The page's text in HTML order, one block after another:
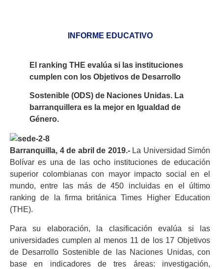
INFORME EDUCATIVO
El ranking THE evalúa si las instituciones
cumplen con los Objetivos de Desarrollo
Sostenible (ODS) de Naciones Unidas. La
barranquillera es la mejor en Igualdad de
Género.
Barranquilla, 4 de abril de 2019.- La Universidad Simón
Bolívar es una de las ocho instituciones de educación
superior colombianas con mayor impacto social en el
mundo, entre las más de 450 incluidas en el último
ranking de la firma británica Times Higher Education
(THE).
Para su elaboración, la clasificación evalúa si las
universidades cumplen al menos 11 de los 17 Objetivos
de Desarrollo Sostenible de las Naciones Unidas, con
base en indicadores de tres áreas: investigación,